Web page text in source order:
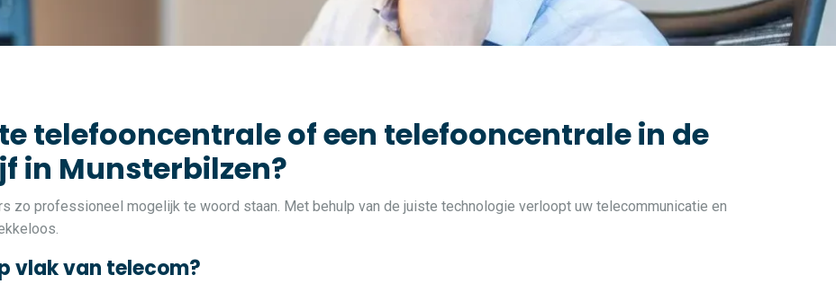
telefooncentrale of een telefooncentrale in de
in Munsterbilzen?
zo professioneel mogelijk te woord staan. Met behulp van de juiste technologie verloopt uw telecommunicatie en
vlak van telecom?